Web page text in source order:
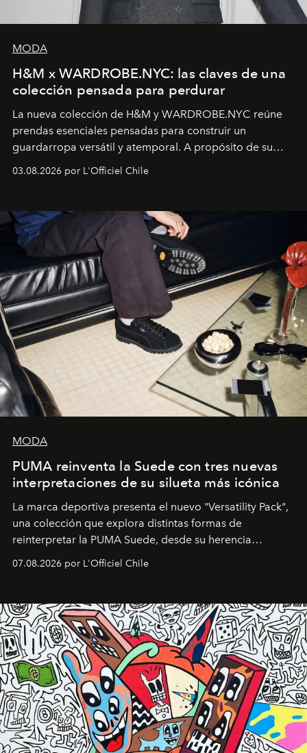
MODA
H&M x WARDROBE.NYC: las claves de una
colección pensada para perdurar
La nueva colección de H&M y WARDROBE.NYC reúne
prendas esenciales pensadas para construir un
guardarropa versátil y atemporal. A propósito de su
la asesora creativa y jefa de diseño global de la marca
y la filosofía detrás de la propuesta.
03.08.2026 por L'Officiel Chile
MODA
PUMA reinventa la Suede con tres nuevas
interpretaciones de su silueta más icónica
La marca deportiva presenta el nuevo "Versatility Pack",
una colección que explora distintas formas de
reinterpretar la PUMA Suede, desde su herencia
diseño y el universo outdoor.
07.08.2026 por L'Officiel Chile